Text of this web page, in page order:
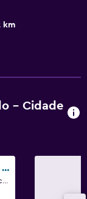
km
- Cidade
Hotel Geneve Mexico City